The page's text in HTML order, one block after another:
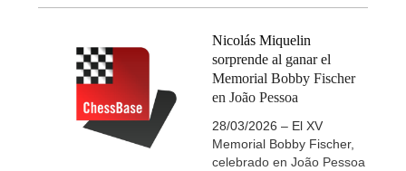
Nicolás Miquelin
sorprende al ganar el
Memorial Bobby Fischer
en João Pessoa
28/03/2026 – El XV
Memorial Bobby Fischer,
celebrado en João Pessoa